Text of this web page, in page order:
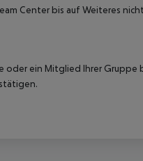
Center bis auf Weiteres
oder ein Mitglied Ihrer Gruppe